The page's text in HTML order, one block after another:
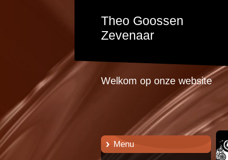
Theo Goossen
Zevenaar
Welkom op onze website
Menu